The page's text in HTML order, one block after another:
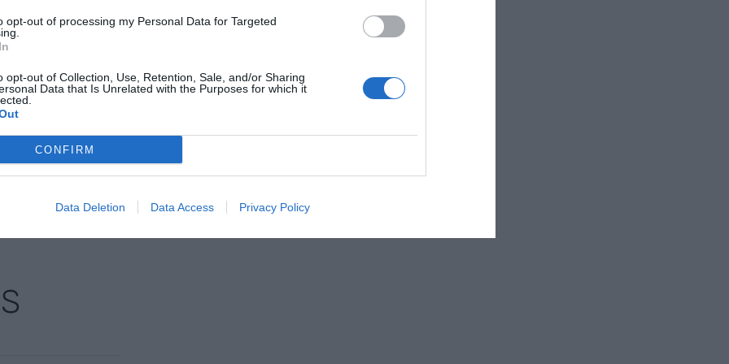
opt-out of processing my Personal Data for Targeted
opt-out of Collection, Use, Retention, Sale, and/or Sharing
Data that Is Unrelated with the Purposes for which it
CONFIRM
Data Deletion Data Access Privacy Policy
es reducido su deuda cifrada en 1.934
millones de coronas noruegas) y obtener entre
de euros de nuevo capital mediante la
a los accionistas actuales, una colocación
preferida de Google de
de actualidad